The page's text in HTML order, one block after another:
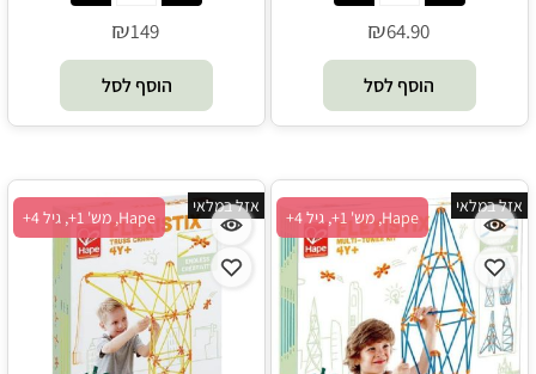
₪64.90
הוסף לסל
₪149
הוסף לסל
Hape, מש' 1+, גיל 4+
אזל במלאי
Hape, מש' 1+, גיל 4+
אזל במלאי